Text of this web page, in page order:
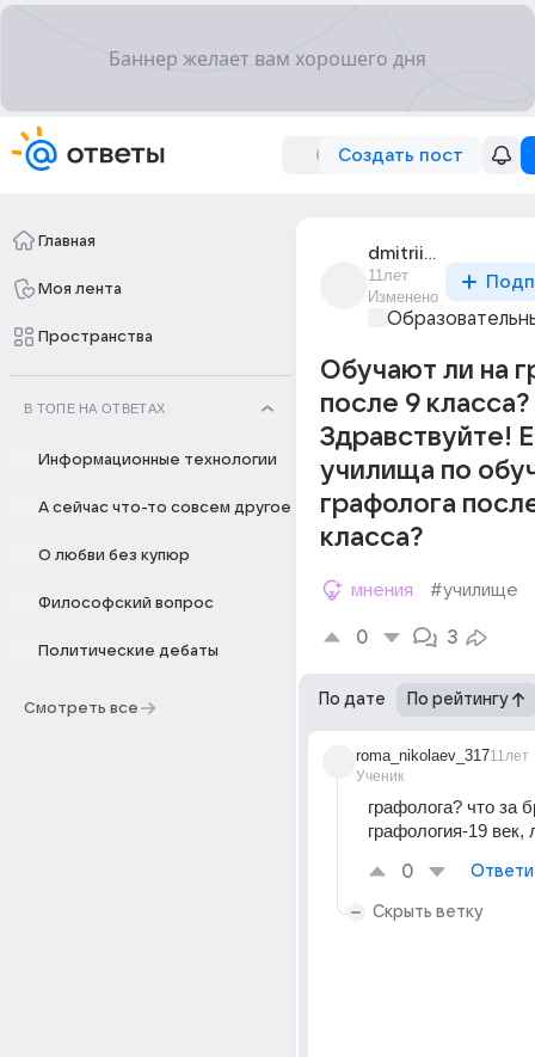
Создать пост
Главная
Моя лента
Пространства
В ТОПЕ НА ОТВЕТАХ
Информационные технологии
А сейчас что-то совсем другое
О любви без купюр
Философский вопрос
Политические дебаты
Смотреть все
dmitrii_gadalov_18
11лет
Изменено
Обучают ли на
после 9 класса?
Здравствуйте!
училища по
графолога
класса?
мнения #училище
0 3
По дате По рейтингу
roma_nikolaev_317
Ученик
11лет
графолога? что за
графология-19 век,
0
Скрыть ветку